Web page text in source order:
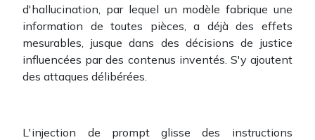
d'hallucination, par lequel un modèle fabrique une
information de toutes pièces, a déjà des effets
mesurables, jusque dans des décisions de justice
influencées par des contenus inventés. S'y ajoutent
des attaques délibérées.
L'injection de prompt glisse des instructions